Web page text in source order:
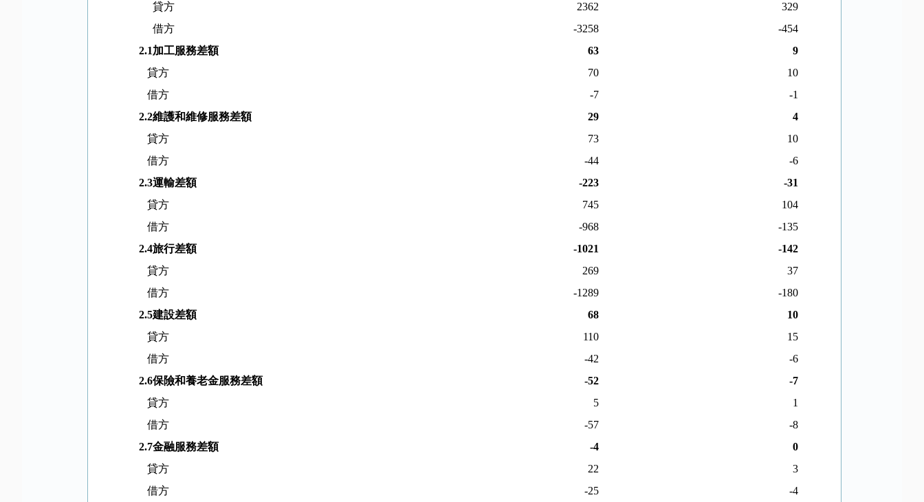
貸方
2362
329
借方
-3258
-454
2.1加工服務差額 63
9
貸方
70
10
借方
-7
-1
2.2維護和維修服務差額 29
4
貸方
73
10
借方
-44
-6
2.3運輸差額 -223
-31
貸方
745
104
借方
-968
-135
2.4旅行差額 -1021
-142
貸方
269
37
借方
-1289
-180
2.5建設差額 68
10
貸方
110
15
借方
-42
-6
2.6保險和養老金服務差額 -52
-7
貸方
5
1
借方
-57
-8
2.7金融服務差額 -4
0
貸方
22
3
借方
-25
-4